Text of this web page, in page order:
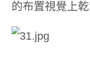
的布置視覺上